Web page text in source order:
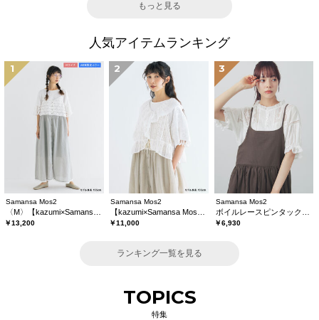
もっと見る
人気アイテムランキング
1
Samansa Mos2
￥13,200
2
Samansa Mos2
￥11,000
3
Samansa Mos2
￥6,930
ランキング一覧を見る
TOPICS
特集